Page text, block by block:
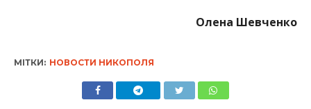
Олена Шевченко
МІТКИ: НОВОСТИ НИКОПОЛЯ